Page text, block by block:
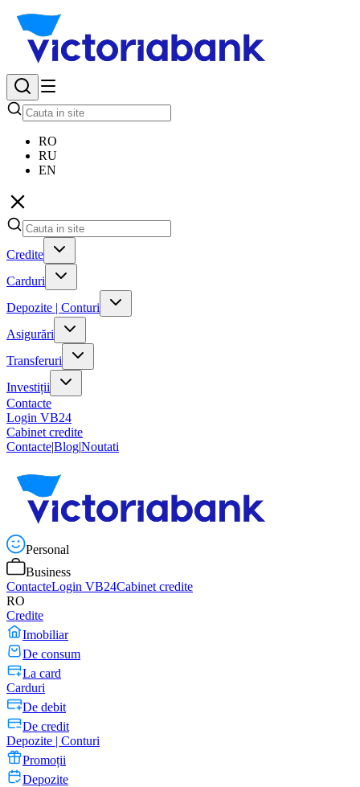
RO
RU
EN
Credite
Carduri
Depozite | Conturi
Asigurări
Transferuri
Investiții
Contacte
Login VB24
Cabinet credite
Contacte|Blog|Noutati
Personal
Business
ContacteLogin VB24Cabinet credite
RO
Credite
Imobiliar
De consum
La card
Carduri
De debit
De credit
Depozite | Conturi
Promoții
Depozite